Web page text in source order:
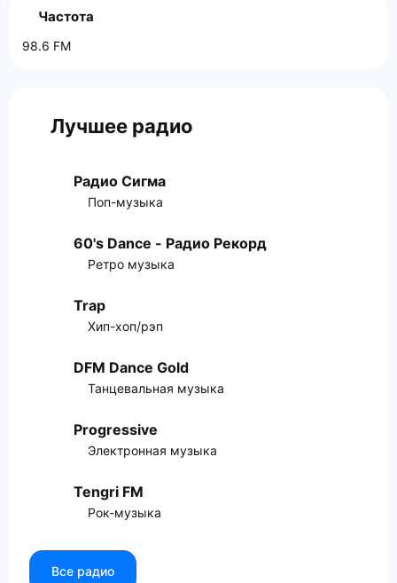
Частота
98.6 FM
Лучшее радио
Радио Сигма
Поп-музыка
60's Dance - Радио Рекорд
Ретро музыка
Trap
Хип-хоп/рэп
DFM Dance Gold
Танцевальная музыка
Progressive
Электронная музыка
Tengri FM
Рок-музыка
Все радио